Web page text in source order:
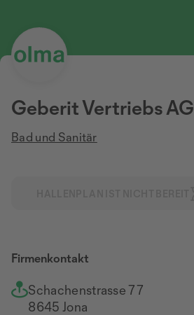
Geberit Vertriebs AG
Bad und Sanitär
Firmenkontakt
Schachenstrasse 77
8645 Jona